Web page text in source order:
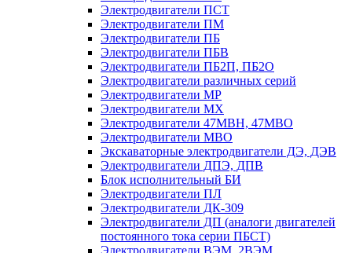
Электродвигатели ПСТ
Электродвигатели ПМ
Электродвигатели ПБ
Электродвигатели ПБВ
Электродвигатели ПБ2П, ПБ2О
Электродвигатели различных серий
Электродвигатели МР
Электродвигатели MX
Электродвигатели 47MBH, 47МВО
Электродвигатели MBO
Экскаваторные электродвигатели ДЭ, ДЭВ
Электродвигатели ДПЭ, ДПВ
Блок исполнительный БИ
Электродвигатели ПЛ
Электродвигатели ДК-309
Электродвигатели ДП (аналоги двигателей
постоянного тока серии ПБСТ)
Электродвигатели ВЭМ, 2ВЭМ